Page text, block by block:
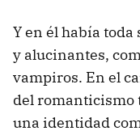
Y en él había
y alucinantes,
vampiros. En el
del romanticismo
una identidad